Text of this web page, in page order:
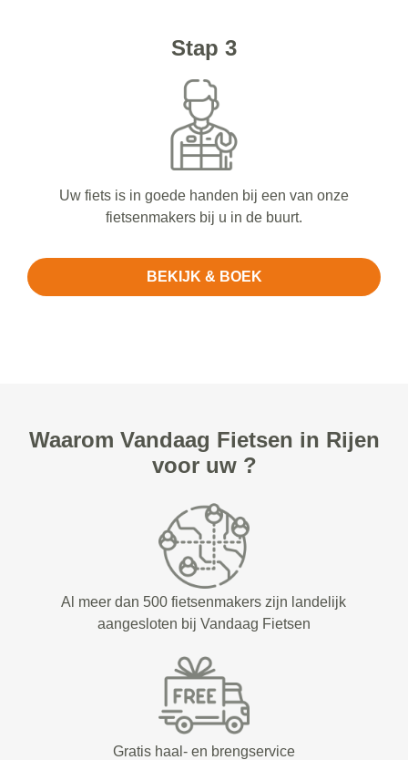
Stap 3
Uw fiets is in goede handen bij een van onze
fietsenmakers bij u in de buurt.
BEKIJK & BOEK
Waarom Vandaag Fietsen in Rijen
voor uw ?
Al meer dan 500 fietsenmakers zijn landelijk
aangesloten bij Vandaag Fietsen
Gratis haal- en brengservice